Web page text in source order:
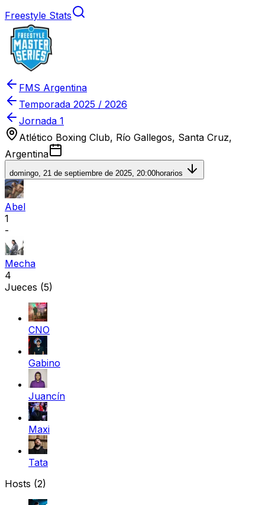
Freestyle Stats
FMS Argentina
Temporada 2025 / 2026
Jornada 1
Atlético Boxing Club, Río Gallegos, Santa Cruz,
Argentina
domingo, 21 de septiembre de 2025, 20:00horarios
Abel
1
-
Mecha
4
Jueces (5)
CNO
Gabino
Juancín
Maxi
Tata
Hosts (2)